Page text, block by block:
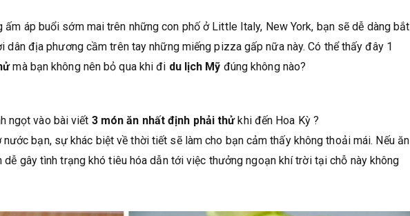
áp buổi sớm mai trên những con phố ở Little Italy, New York, bạn sẽ dễ dàng bắt
dân địa phương cầm trên tay những miếng pizza gấp nữa này. Có thể thấy đây 1
mà bạn không nên bỏ qua khi đi du lịch Mỹ đúng không nào?
ngọt vào bài viết 3 món ăn nhất định phải thử khi đến Hoa Kỳ ?
bạn, sự khác biệt về thời tiết sẽ làm cho bạn cảm thấy không thoải mái. Nếu ăn
gây tình trạng khó tiêu hóa dẫn tới việc thưởng ngoạn khí trời tại chỗ này không